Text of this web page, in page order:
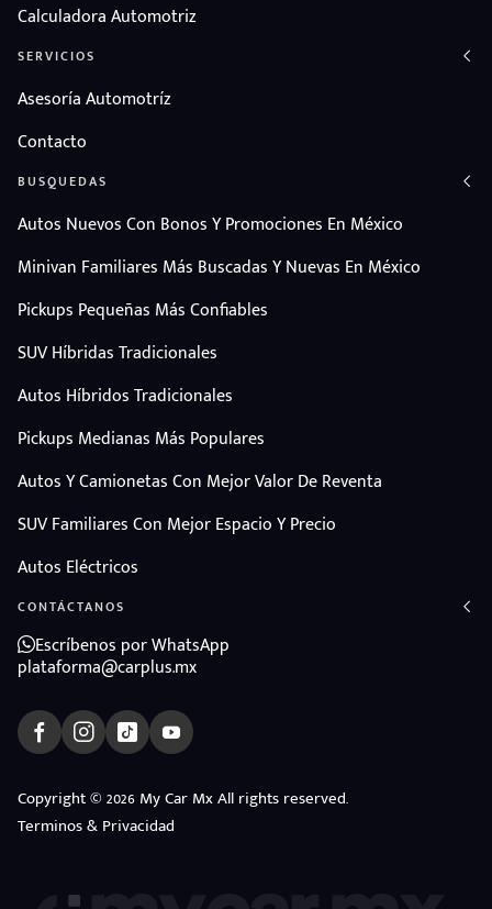
Calculadora Automotriz
SERVICIOS
Asesoría Automotríz
Contacto
BUSQUEDAS
Autos Nuevos Con Bonos Y Promociones En México
Minivan Familiares Más Buscadas Y Nuevas En México
Pickups Pequeñas Más Confiables
SUV Híbridas Tradicionales
Autos Híbridos Tradicionales
Pickups Medianas Más Populares
Autos Y Camionetas Con Mejor Valor De Reventa
SUV Familiares Con Mejor Espacio Y Precio
Autos Eléctricos
CONTÁCTANOS
Escríbenos por WhatsApp
plataforma@carplus.mx
Copyright © 2026 My Car Mx All rights reserved.
Terminos & Privacidad